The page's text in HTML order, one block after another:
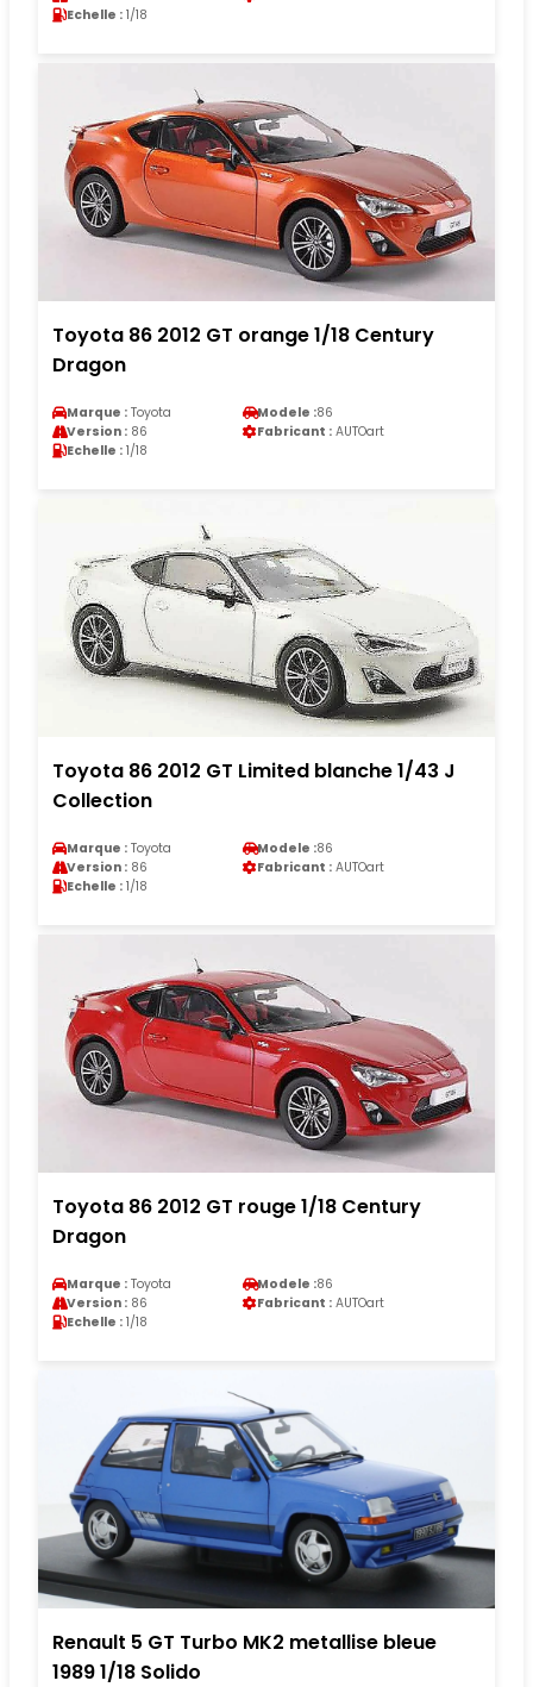
Echelle : 1/18
Toyota 86 2012 GT orange 1/18 Century
Dragon
Marque : Toyota Modele :86
Version : 86 Fabricant : AUTOart
Echelle : 1/18
Toyota 86 2012 GT Limited blanche 1/43 J
Collection
Marque : Toyota Modele :86
Version : 86 Fabricant : AUTOart
Echelle : 1/18
Toyota 86 2012 GT rouge 1/18 Century
Dragon
Marque : Toyota Modele :86
Version : 86 Fabricant : AUTOart
Echelle : 1/18
Renault 5 GT Turbo MK2 metallise bleue
1989 1/18 Solido